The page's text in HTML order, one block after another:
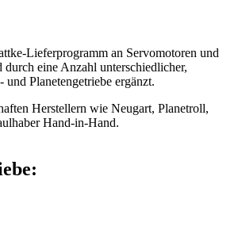
Lieferprogramm an Servomotoren und
eine Anzahl unterschiedlicher,
und Planetengetriebe ergänzt.
Herstellern wie Neugart, Planetroll,
Hand-in-Hand.